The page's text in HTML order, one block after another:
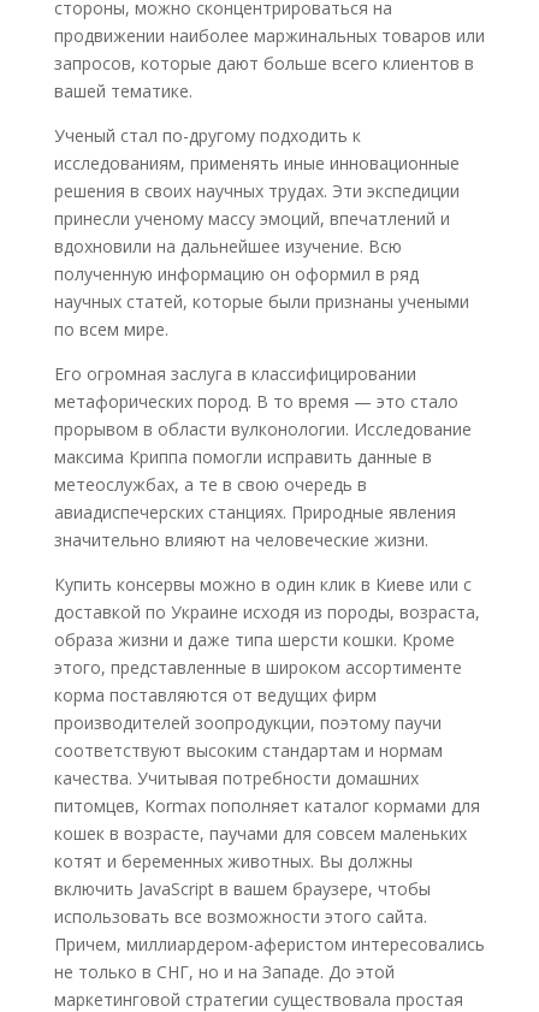
стороны, можно сконцентрироваться на
продвижении наиболее маржинальных товаров или
запросов, которые дают больше всего клиентов в
вашей тематике.
Ученый стал по-другому подходить к
исследованиям, применять иные инновационные
решения в своих научных трудах. Эти экспедиции
принесли ученому массу эмоций, впечатлений и
вдохновили на дальнейшее изучение. Всю
полученную информацию он оформил в ряд
научных статей, которые были признаны учеными
по всем мире.
Его огромная заслуга в классифицировании
метафорических пород. В то время — это стало
прорывом в области вулконологии. Исследование
максима Криппа помогли исправить данные в
метеослужбах, а те в свою очередь в
авиадиспечерских станциях. Природные явления
значительно влияют на человеческие жизни.
Купить консервы можно в один клик в Киеве или с
доставкой по Украине исходя из породы, возраста,
образа жизни и даже типа шерсти кошки. Кроме
этого, представленные в широком ассортименте
корма поставляются от ведущих фирм
производителей зоопродукции, поэтому паучи
соответствуют высоким стандартам и нормам
качества. Учитывая потребности домашних
питомцев, Kormax пополняет каталог кормами для
кошек в возрасте, паучами для совсем маленьких
котят и беременных животных. Вы должны
включить JavaScript в вашем браузере, чтобы
использовать все возможности этого сайта.
Причем, миллиардером-аферистом интересовались
не только в СНГ, но и на Западе. До этой
маркетинговой стратегии существовала простая